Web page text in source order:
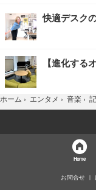
快適デスク
【進化する
ホーム › エンタメ › 音楽 ›
Home
お問合せ